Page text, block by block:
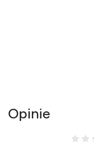
Opinie